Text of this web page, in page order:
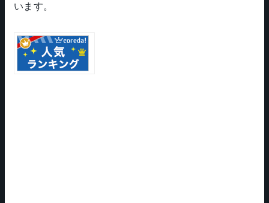
います。